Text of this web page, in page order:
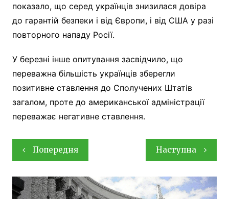
показало, що серед українців знизилася довіра
до гарантій безпеки і від Європи, і від США у разі
повторного нападу Росії.
У березні інше опитування засвідчило, що
переважна більшість українців зберегли
позитивне ставлення до Сполучених Штатів
загалом, проте до американської адміністрації
переважає негативне ставлення.
Навігація
записів
Попередня Наступна